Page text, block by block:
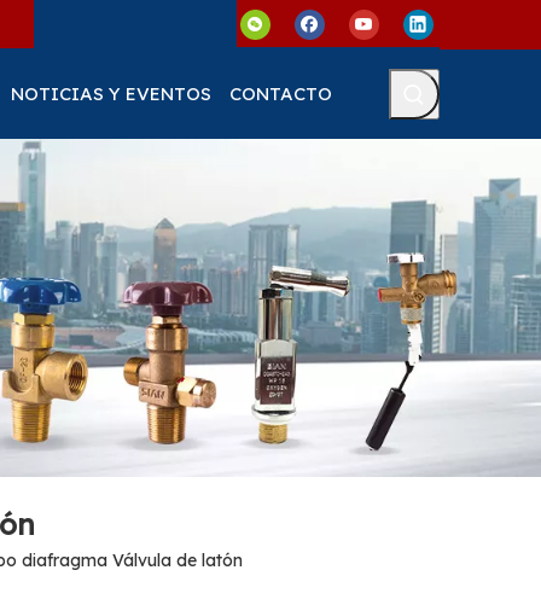
NOTICIAS Y EVENTOS CONTACTO
diafragma Válvula de latón